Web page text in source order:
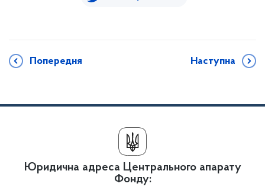
Попередня Наступна
Юридична адреса Центрального апарату
Фонду: